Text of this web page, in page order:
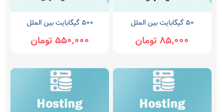
۵۰ گیگابایت بین الملل
85,000 تومان
۵۰۰ گیگابایت بین الملل
550,000 تومان